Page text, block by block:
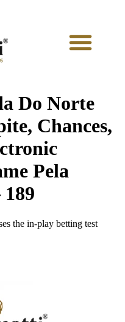
Do Norte
Chances,
Pela
the in-play betting test